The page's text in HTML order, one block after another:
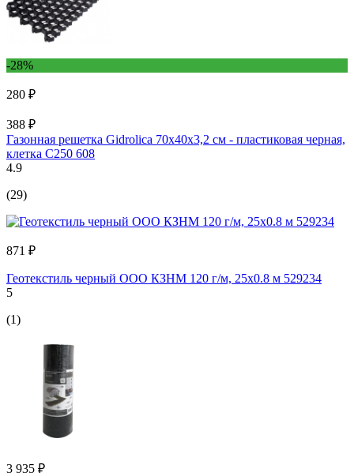
-28%
280 ₽
388 ₽
Газонная решетка Gidrolica 70х40х3,2 см - пластиковая черная,
клетка С250 608
4.9
(29)
871 ₽
Геотекстиль черный ООО КЗНМ 120 г/м, 25х0.8 м 529234
5
(1)
3 935 ₽